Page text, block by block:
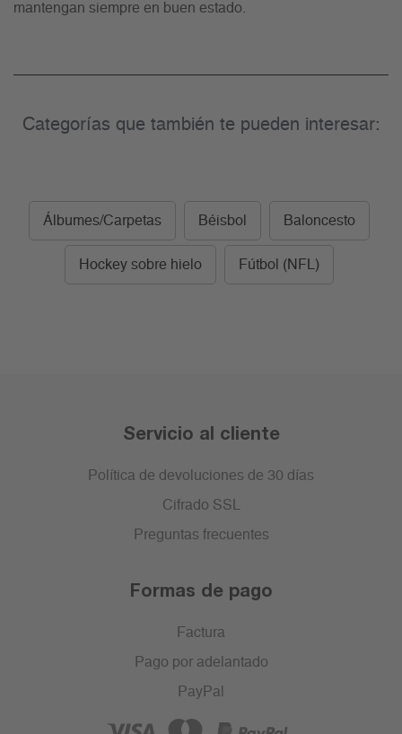
mantengan siempre en buen estado.
Categorías que también te pueden interesar:
Álbumes/Carpetas Béisbol Baloncesto
Hockey sobre hielo Fútbol (NFL)
Servicio al cliente
Política de devoluciones de 30 días
Cifrado SSL
Preguntas frecuentes
Formas de pago
Factura
Pago por adelantado
PayPal